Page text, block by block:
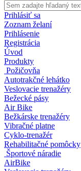
Prihlásiť sa
Zoznam želaní
Prihlásenie
Registrácia
Úvod
Produkty
Požičovňa
Autotrakčné lehátko
Veslovacie trenažéry
Bežecké pásy
Air Bike
Bežkárske trenažéry
Vibračné platne
Cyklo-trenažér
Rehabilitačné pomôcky
Športové náradie
AirBike